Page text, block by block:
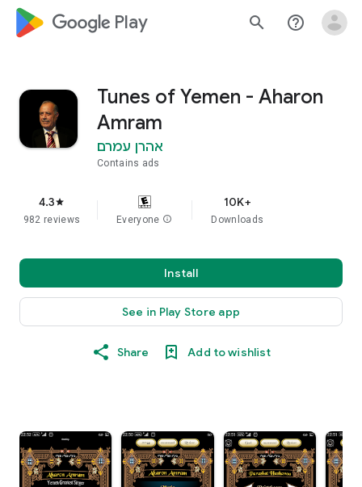
google_logo Play search help_outline
Tunes of Yemen - Aharon
Amram
אהרן עמרם
Contains ads
4.3star
982 reviews Everyone info
10K+
Downloads
Install
See in Play Store app
Share Add to wishlist